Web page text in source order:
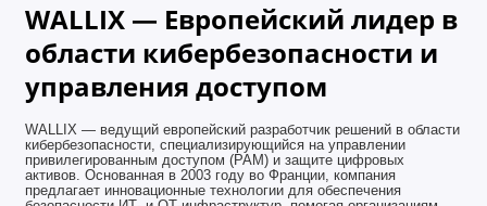
WALLIX — Европейский лидер в
области кибербезопасности и
управления доступом
WALLIX — ведущий европейский разработчик решений в области
кибербезопасности, специализирующийся на управлении
привилегированным доступом (PAM) и защите цифровых
активов. Основанная в 2003 году во Франции, компания
предлагает инновационные технологии для обеспечения